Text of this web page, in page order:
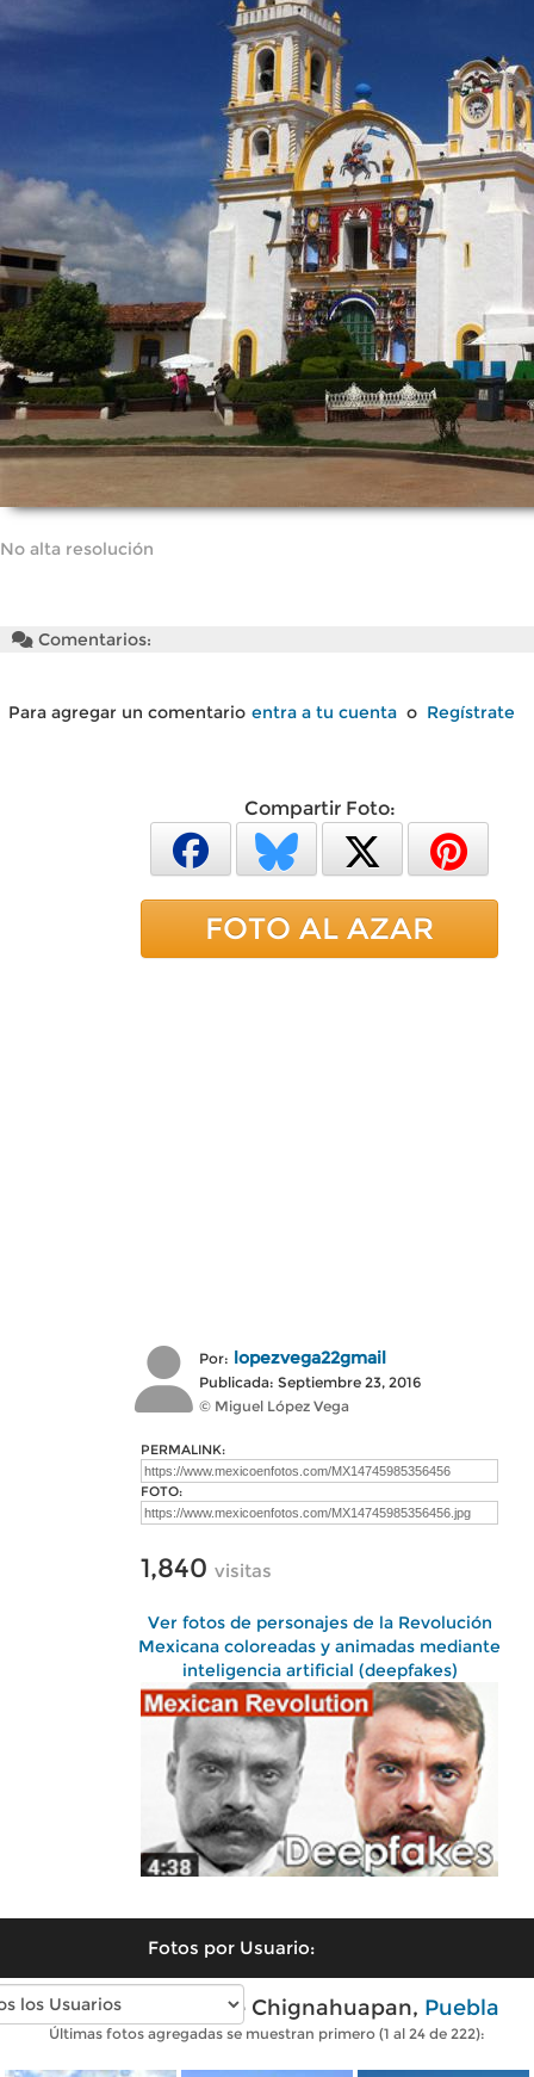
No alta resolución
Comentarios:
Para agregar un comentario entra a tu cuenta o Regístrate
Compartir Foto:
FOTO AL AZAR
Por: lopezvega22gmail
Publicada: Septiembre 23, 2016
© Miguel López Vega
PERMALINK:
FOTO:
1,840 visitas
Ver fotos de personajes de la Revolución
Mexicana coloreadas y animadas mediante
inteligencia artificial (deepfakes)
Fotos por Usuario:
Fotos modernas de Chignahuapan, Puebla
Últimas fotos agregadas se muestran primero (1 al 24 de 222):